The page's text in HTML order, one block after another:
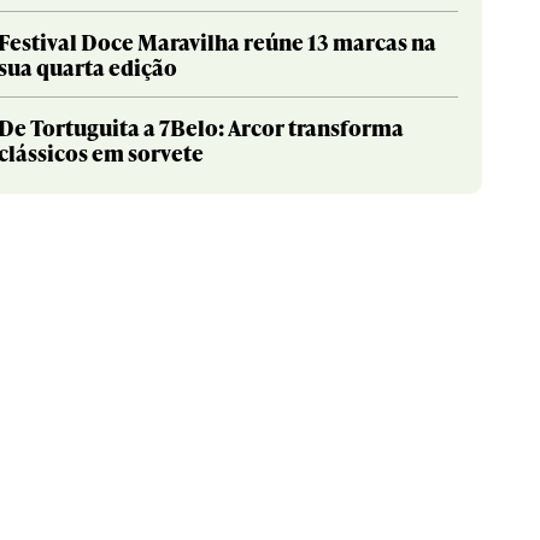
Doce Maravilha reúne 13 marcas na
quarta edição
Tortuguita a 7Belo: Arcor transforma
em sorvete